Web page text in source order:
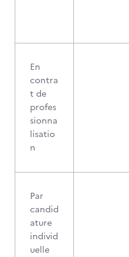
En
contra
t de
profes
sionna
lisatio
n
Par
candid
ature
individ
uelle